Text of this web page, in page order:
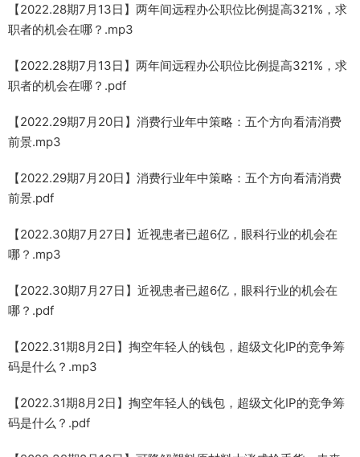
【2022.28期7月13日】两年间远程办公职位比例提高321%，求
职者的机会在哪？.mp3
【2022.28期7月13日】两年间远程办公职位比例提高321%，求
职者的机会在哪？.pdf
【2022.29期7月20日】消费行业年中策略：五个方向看清消费
前景.mp3
【2022.29期7月20日】消费行业年中策略：五个方向看清消费
前景.pdf
【2022.30期7月27日】近视患者已超6亿，眼科行业的机会在
哪？.mp3
【2022.30期7月27日】近视患者已超6亿，眼科行业的机会在
哪？.pdf
【2022.31期8月2日】掏空年轻人的钱包，超级文化IP的竞争筹
码是什么？.mp3
【2022.31期8月2日】掏空年轻人的钱包，超级文化IP的竞争筹
码是什么？.pdf